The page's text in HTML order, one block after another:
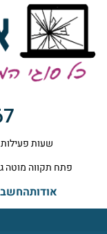
שעות פעילות א'-ה' 10:00-19:00
פתח תקווה מוטה גור 5 קומה ראשונה ימינה
אודות